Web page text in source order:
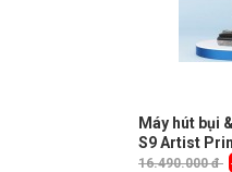
Máy hút bụi
S9 Artist
18000Pa,
16.490.000 đ